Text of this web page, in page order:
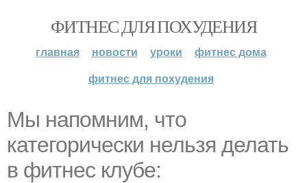
ФИТНЕС ДЛЯ ПОХУДЕНИЯ
главная новости уроки
фитнес дома
фитнес для похудения
Мы напомним, что
категорически нельзя делать
в фитнес клубе: